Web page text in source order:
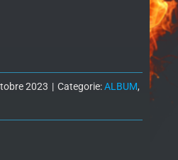
2023 | Categorie:ALBUM,